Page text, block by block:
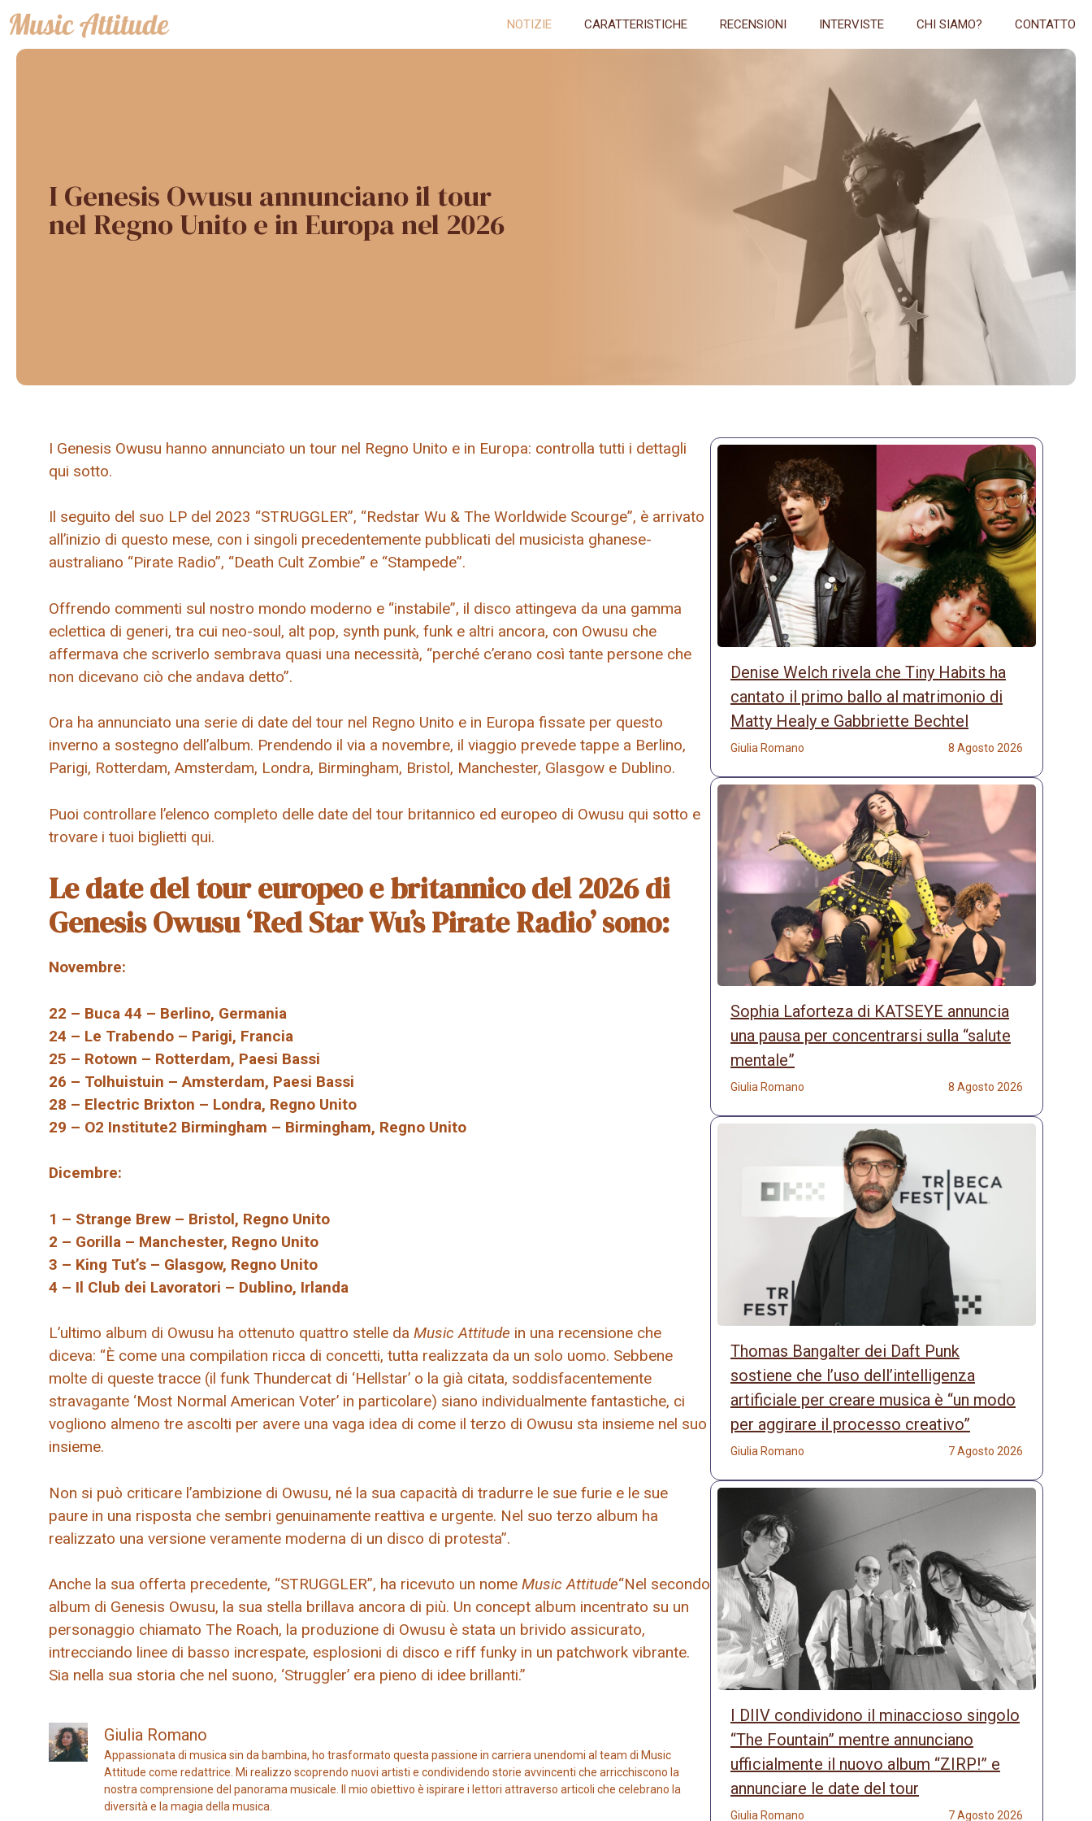
Vai
al
contenuto
NOTIZIE CARATTERISTICHE RECENSIONI INTERVISTE CHI SIAMO? CONTATTO
I Genesis Owusu annunciano il tour
nel Regno Unito e in Europa nel 2026
I Genesis Owusu hanno annunciato un tour nel Regno Unito e in Europa: controlla tutti i dettagli
qui sotto.
Il seguito del suo LP del 2023 “STRUGGLER”, “Redstar Wu & The Worldwide Scourge”, è arrivato
all’inizio di questo mese, con i singoli precedentemente pubblicati del musicista ghanese-
australiano “Pirate Radio”, “Death Cult Zombie” e “Stampede”.
Offrendo commenti sul nostro mondo moderno e “instabile”, il disco attingeva da una gamma
eclettica di generi, tra cui neo-soul, alt pop, synth punk, funk e altri ancora, con Owusu che
affermava che scriverlo sembrava quasi una necessità, “perché c’erano così tante persone che
non dicevano ciò che andava detto”.
Ora ha annunciato una serie di date del tour nel Regno Unito e in Europa fissate per questo
inverno a sostegno dell’album. Prendendo il via a novembre, il viaggio prevede tappe a Berlino,
Parigi, Rotterdam, Amsterdam, Londra, Birmingham, Bristol, Manchester, Glasgow e Dublino.
Puoi controllare l’elenco completo delle date del tour britannico ed europeo di Owusu qui sotto e
trovare i tuoi biglietti qui.
Le date del tour europeo e britannico del 2026 di
Genesis Owusu ‘Red Star Wu’s Pirate Radio’ sono:
Novembre:
22 – Buca 44 – Berlino, Germania
24 – Le Trabendo – Parigi, Francia
25 – Rotown – Rotterdam, Paesi Bassi
26 – Tolhuistuin – Amsterdam, Paesi Bassi
28 – Electric Brixton – Londra, Regno Unito
29 – O2 Institute2 Birmingham – Birmingham, Regno Unito
Dicembre:
1 – Strange Brew – Bristol, Regno Unito
2 – Gorilla – Manchester, Regno Unito
3 – King Tut’s – Glasgow, Regno Unito
4 – Il Club dei Lavoratori – Dublino, Irlanda
L’ultimo album di Owusu ha ottenuto quattro stelle da Music Attitude in una recensione che
diceva: “È come una compilation ricca di concetti, tutta realizzata da un solo uomo. Sebbene
molte di queste tracce (il funk Thundercat di ‘Hellstar’ o la già citata, soddisfacentemente
stravagante ‘Most Normal American Voter’ in particolare) siano individualmente fantastiche, ci
vogliono almeno tre ascolti per avere una vaga idea di come il terzo di Owusu sta insieme nel suo
insieme.
Non si può criticare l’ambizione di Owusu, né la sua capacità di tradurre le sue furie e le sue
paure in una risposta che sembri genuinamente reattiva e urgente. Nel suo terzo album ha
realizzato una versione veramente moderna di un disco di protesta”.
Anche la sua offerta precedente, “STRUGGLER”, ha ricevuto un nome Music Attitude“Nel secondo
album di Genesis Owusu, la sua stella brillava ancora di più. Un concept album incentrato su un
personaggio chiamato The Roach, la produzione di Owusu è stata un brivido assicurato,
intrecciando linee di basso increspate, esplosioni di disco e riff funky in un patchwork vibrante.
Sia nella sua storia che nel suono, ‘Struggler’ era pieno di idee brillanti.”
Giulia Romano
Appassionata di musica sin da bambina, ho trasformato questa passione in carriera unendomi al team di Music
Attitude come redattrice. Mi realizzo scoprendo nuovi artisti e condividendo storie avvincenti che arricchiscono la
nostra comprensione del panorama musicale. Il mio obiettivo è ispirare i lettori attraverso articoli che celebrano la
diversità e la magia della musica.
Denise Welch rivela che Tiny Habits ha
cantato il primo ballo al matrimonio di
Matty Healy e Gabbriette Bechtel
Giulia Romano 8 Agosto 2026
Sophia Laforteza di KATSEYE annuncia
una pausa per concentrarsi sulla “salute
mentale”
Giulia Romano 8 Agosto 2026
Thomas Bangalter dei Daft Punk
sostiene che l’uso dell’intelligenza
artificiale per creare musica è “un modo
per aggirare il processo creativo”
Giulia Romano 7 Agosto 2026
I DIIV condividono il minaccioso singolo
“The Fountain” mentre annunciano
ufficialmente il nuovo album “ZIRP!” e
annunciare le date del tour
Giulia Romano 7 Agosto 2026